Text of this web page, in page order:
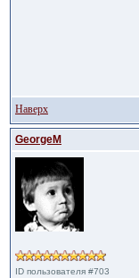
Наверх
GeorgeM
ID пользователя #703